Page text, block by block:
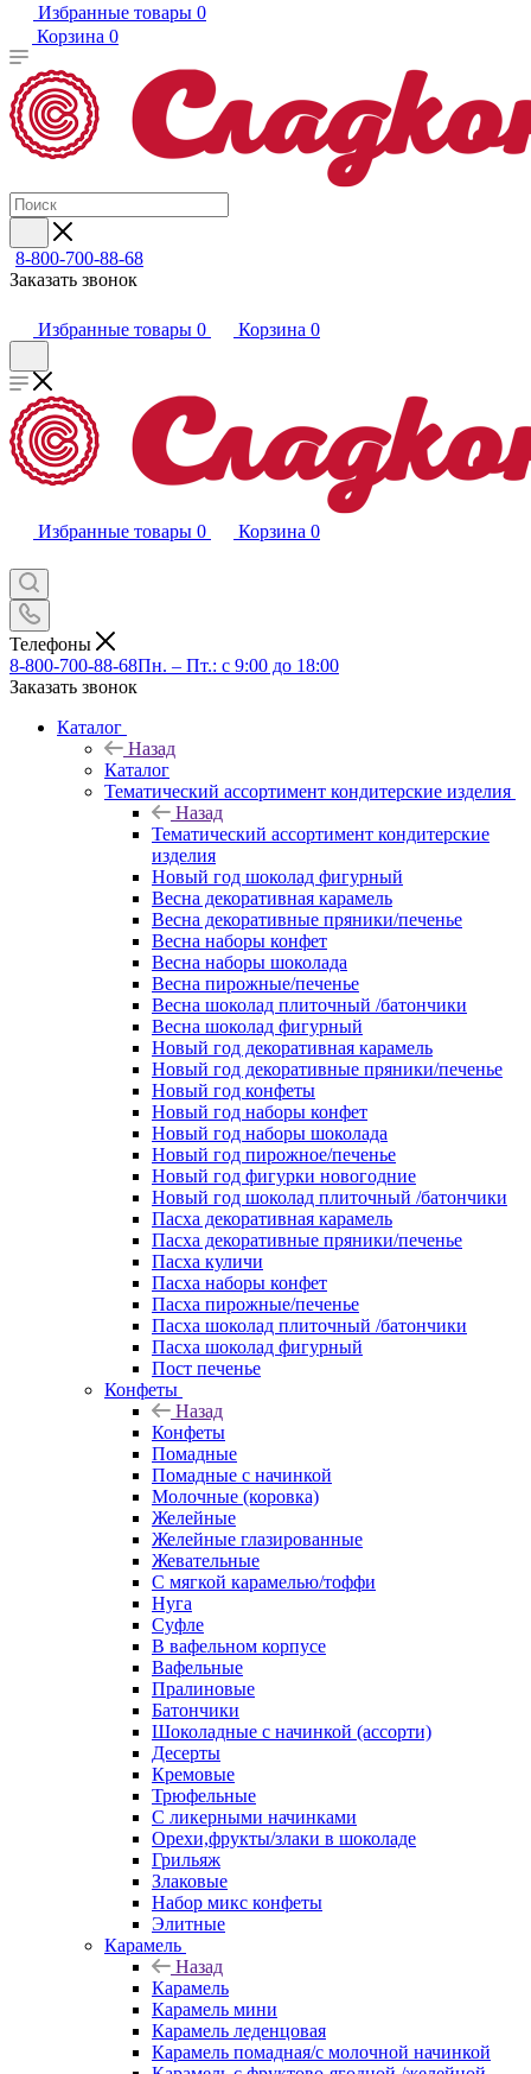
Избранные товары 0
Корзина 0
8-800-700-88-68
Заказать звонок
Избранные товары 0 Корзина 0
Избранные товары 0 Корзина 0
Телефоны
8-800-700-88-68Пн. – Пт.: с 9:00 до 18:00
Заказать звонок
Каталог
Назад
Каталог
Тематический ассортимент кондитерские изделия
Назад
Тематический ассортимент кондитерские
изделия
Новый год шоколад фигурный
Весна декоративная карамель
Весна декоративные пряники/печенье
Весна наборы конфет
Весна наборы шоколада
Весна пирожные/печенье
Весна шоколад плиточный /батончики
Весна шоколад фигурный
Новый год декоративная карамель
Новый год декоративные пряники/печенье
Новый год конфеты
Новый год наборы конфет
Новый год наборы шоколада
Новый год пирожное/печенье
Новый год фигурки новогодние
Новый год шоколад плиточный /батончики
Пасха декоративная карамель
Пасха декоративные пряники/печенье
Пасха куличи
Пасха наборы конфет
Пасха пирожные/печенье
Пасха шоколад плиточный /батончики
Пасха шоколад фигурный
Пост печенье
Конфеты
Назад
Конфеты
Помадные
Помадные с начинкой
Молочные (коровка)
Желейные
Желейные глазированные
Жевательные
С мягкой карамелью/тоффи
Нуга
Суфле
В вафельном корпусе
Вафельные
Пралиновые
Батончики
Шоколадные с начинкой (ассорти)
Десерты
Кремовые
Трюфельные
С ликерными начинками
Орехи,фрукты/злаки в шоколаде
Грильяж
Злаковые
Набор микс конфеты
Элитные
Карамель
Назад
Карамель
Карамель мини
Карамель леденцовая
Карамель помадная/с молочной начинкой